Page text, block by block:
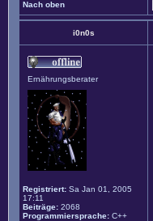
Nach oben
i0n0s
Ernährungsberater
Registriert: Sa Jan 01, 2005
17:11
Beiträge: 2068
Programmiersprache: C++